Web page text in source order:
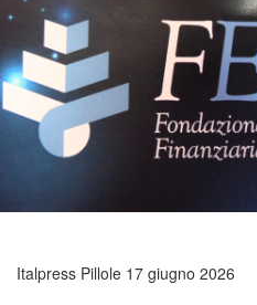
Italpress Pillole 17 giugno 2026